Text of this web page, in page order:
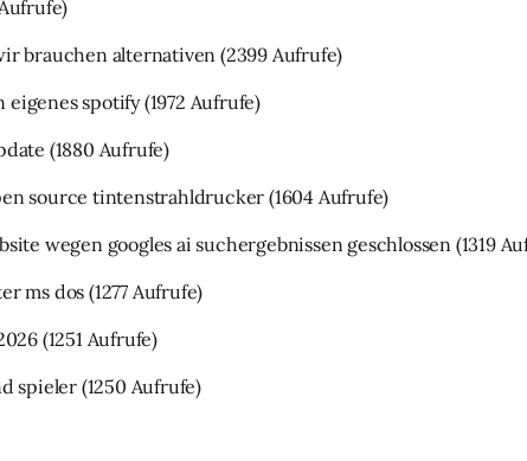
brauchen alternativen(2399 Aufrufe)
eigenes spotify(1972 Aufrufe)
(1880 Aufrufe)
source tintenstrahldrucker(1604 Aufrufe)
wegen googles ai suchergebnissen geschlossen (1319
ms dos (1277 Aufrufe)
(1251 Aufrufe)
spieler (1250 Aufrufe)